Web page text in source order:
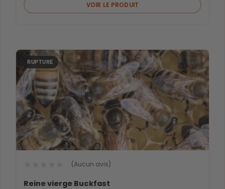
VOIR LE PRODUIT
(Aucun avis)
Reine vierge Buckfast